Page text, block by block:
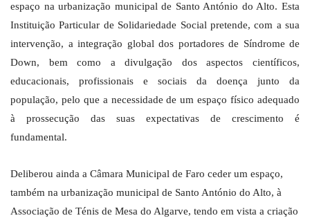
espaço na urbanização municipal de Santo António do Alto. Esta
Instituição Particular de Solidariedade Social pretende, com a sua
intervenção, a integração global dos portadores de Síndrome de
Down, bem como a divulgação dos aspectos científicos,
educacionais, profissionais e sociais da doença junto da
população, pelo que a necessidade de um espaço físico adequado
à prossecução das suas expectativas de crescimento é
fundamental.
Deliberou ainda a Câmara Municipal de Faro ceder um espaço,
também na urbanização municipal de Santo António do Alto, à
Associação de Ténis de Mesa do Algarve, tendo em vista a criação